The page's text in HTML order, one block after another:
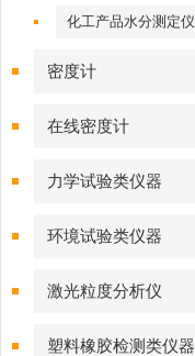
化工产品水分测定仪
密度计
在线密度计
力学试验类仪器
环境试验类仪器
激光粒度分析仪
塑料橡胶检测类仪器